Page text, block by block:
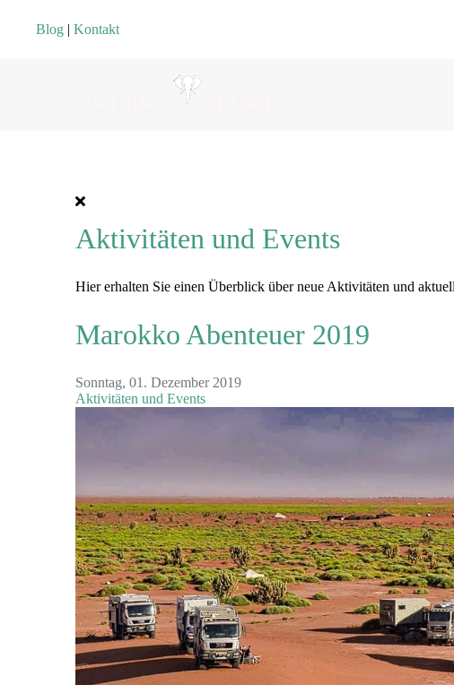
Blog | Kontakt
Aktivitäten und Events
Hier erhalten Sie einen Überblick über neue Aktivitäten und
Marokko Abenteuer 2019
Sonntag, 01. Dezember 2019
Aktivitäten und Events